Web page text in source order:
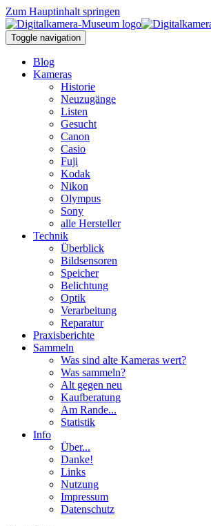
Zum Hauptinhalt springen
Toggle navigation
Blog
Kameras
Historie
Neuzugänge
Listen
Gesucht
Canon
Casio
Fuji
Kodak
Nikon
Olympus
Sony
alle Hersteller
Technik
Überblick
Bildsensoren
Speicher
Belichtung
Optik
Verarbeitung
Reparatur
Praxisberichte
Sammeln
Was sind alte Kameras wert?
Was sammeln?
Alt gegen neu
Kaufberatung
Am Rande...
Statistik
Info
Über...
Danke!
Links
Nutzung
Impressum
Datenschutz